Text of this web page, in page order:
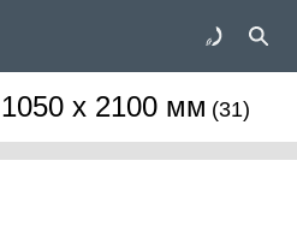
х 2100 мм (31)